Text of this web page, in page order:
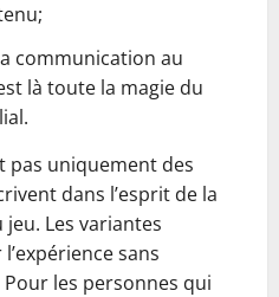
communication au
là toute la magie du
pas uniquement des
dans l’esprit de la
Les variantes
sans
les personnes qui